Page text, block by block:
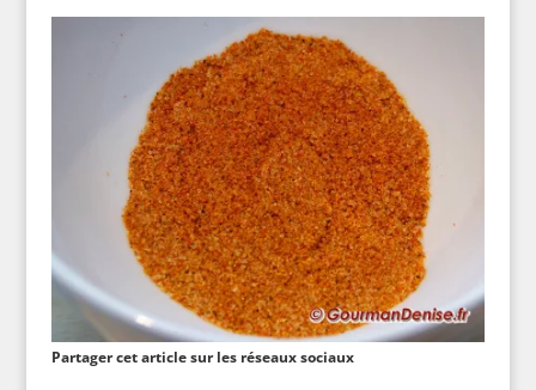
Partager cet article sur les réseaux sociaux